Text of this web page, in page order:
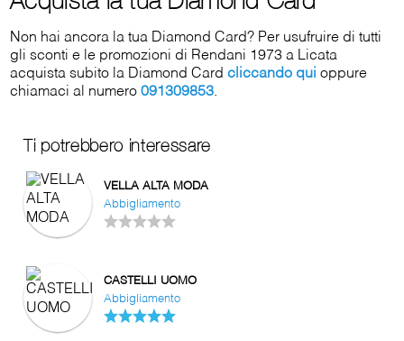
Non hai ancora la tua Diamond Card? Per usufruire di tutti
gli sconti e le promozioni di Rendani 1973 a Licata
acquista subito la Diamond Cardcliccando qui oppure
chiamaci al numero091309853.
Ti potrebbero interessare
VELLA ALTA MODA
Abbigliamento
CASTELLI UOMO
Abbigliamento